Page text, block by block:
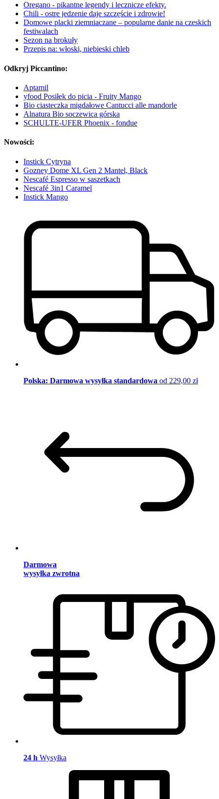
Oregano - pikantne legendy i lecznicze efekty.
Chili - ostre jedzenie daje szczęście i zdrowie!
Domowe placki ziemniaczane – popularne danie na czeskich
festiwalach
Sezon na brokuły
Przepis na: włoski, niebieski chleb
Odkryj Piccantino:
Aptamil
yfood Posiłek do picia - Fruity Mango
Bio ciasteczka migdałowe Cantucci alle mandorle
Alnatura Bio soczewica górska
SCHULTE-UFER Phoenix - fondue
Nowości:
Instick Cytryna
Gozney Dome XL Gen 2 Mantel, Black
Nescafé Espresso w saszetkach
Nescafé 3in1 Caramel
Instick Mango
Polska: Darmowa wysyłka standardowa od 229,00 zł
Darmowa
wysyłka zwrotna
24 h Wysyłka